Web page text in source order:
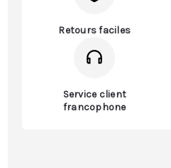
Retours faciles
Service client
francophone